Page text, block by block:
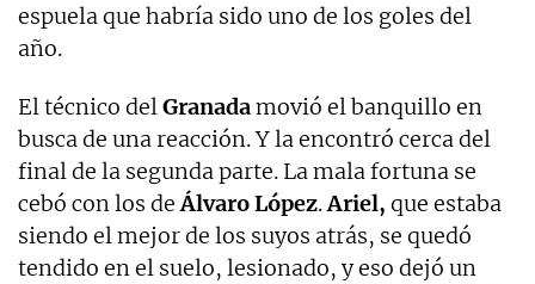
espuela que habría sido uno de los goles del
año.
El técnico delGranadamovió el banquillo en
busca de una reacción. Y la encontró cerca del
final de la segunda parte. La mala fortuna se
cebó con los deÁlvaro López.Ariel, que estaba
siendo el mejor de los suyos atrás, se quedó
tendido en el suelo, lesionado, y eso dejó un